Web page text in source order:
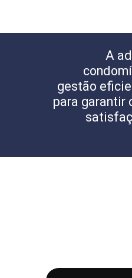
A
gestão
para garantir